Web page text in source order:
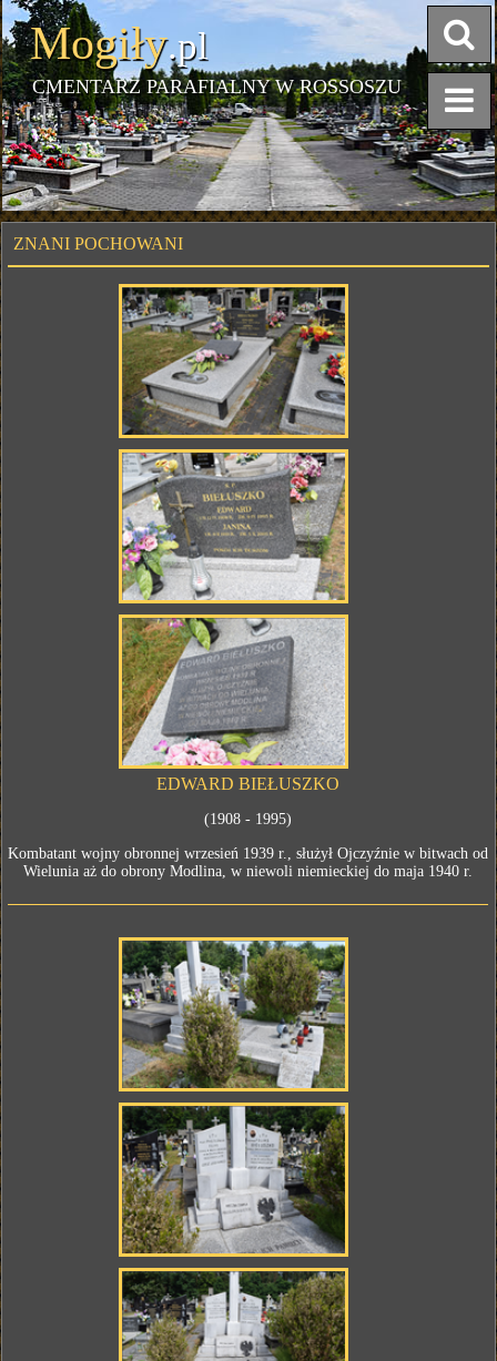
Mogiły.pl
CMENTARZ PARAFIALNY W ROSSOSZU
ZNANI POCHOWANI
EDWARD BIEŁUSZKO
(1908 - 1995)
Kombatant wojny obronnej wrzesień 1939 r., służył Ojczyźnie w bitwach od
Wielunia aż do obrony Modlina, w niewoli niemieckiej do maja 1940 r.